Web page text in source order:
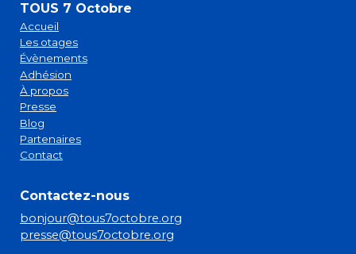
TOUS 7 Octobre
Accueil
Les otages
Évènements
Adhésion
À propos
Presse
Blog
Partenaires
Contact
Contactez-nous
bonjour@tous7octobre.org
presse@tous7octobre.org